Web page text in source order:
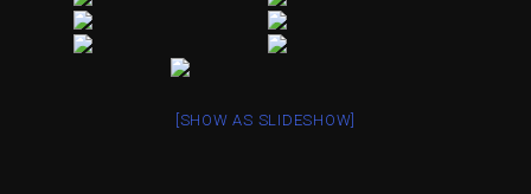
[SHOW AS SLIDESHOW]